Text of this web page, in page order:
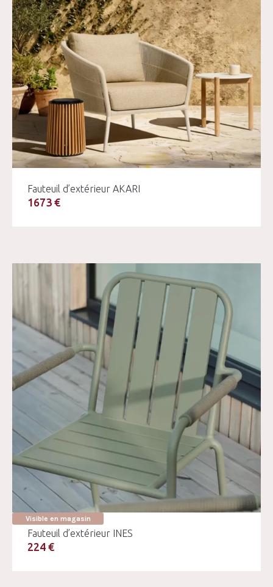
Fauteuil d’extérieur AKARI
1673 €
Visible en magasin
Fauteuil d’extérieur INES
224 €